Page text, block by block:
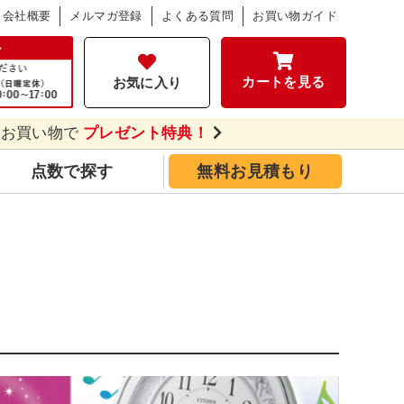
会社概要 メルマガ登録 よくある質問 お買い物ガイド
お気に入り カートを見る
買い物で プレゼント特典！
点数で探す 無料お見積もり